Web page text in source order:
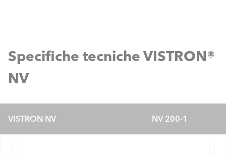
Specifiche tecniche VISTRON®
NV
VISTRON NV NV 200-1